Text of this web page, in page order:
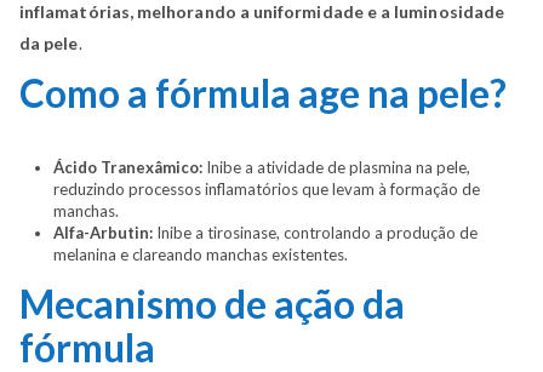
inflamatórias, melhorando a uniformidade e a luminosidade
da pele.
Como a fórmula age na pele?
Ácido Tranexâmico:Inibe a atividade de plasmina na pele,
reduzindo processos inflamatórios que levam à formação de
manchas.
Alfa-Arbutin:Inibe a tirosinase, controlando a produção de
melanina e clareando manchas existentes.
Mecanismo de ação da
fórmula